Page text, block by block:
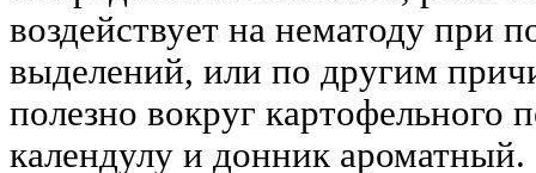
воздействует на нематоду при
выделений, или по другим
полезно вокруг картофельного
календулу и донник ароматный.